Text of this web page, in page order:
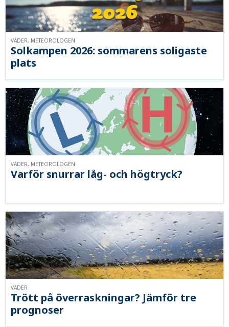
Solkampen 2026: sommarens soligaste
plats
VÄDER, METEOROLOGEN
Varför snurrar låg- och högtryck?
VÄDER, METEOROLOGEN
Trött på överraskningar? Jämför tre
prognoser
VÄDER